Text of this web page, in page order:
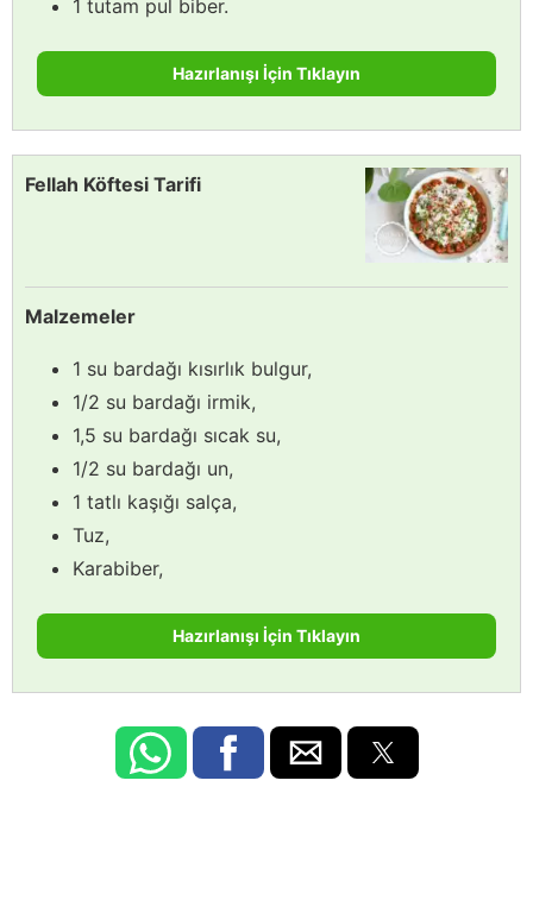
1 tutam pul biber.
Hazırlanışı İçin Tıklayın
Fellah Köftesi Tarifi
Malzemeler
1 su bardağı kısırlık bulgur,
1/2 su bardağı irmik,
1,5 su bardağı sıcak su,
1/2 su bardağı un,
1 tatlı kaşığı salça,
Tuz,
Karabiber,
Hazırlanışı İçin Tıklayın